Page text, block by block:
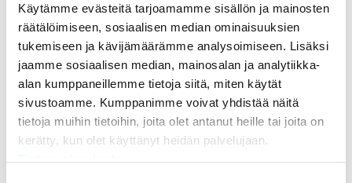
Käytämme evästeitä tarjoamamme sisällön ja mainosten
räätälöimiseen, sosiaalisen median ominaisuuksien
tukemiseen ja kävijämäärämme analysoimiseen. Lisäksi
jaamme sosiaalisen median, mainosalan ja analytiikka-
alan kumppaneillemme tietoja siitä, miten käytät
sivustoamme. Kumppanimme voivat yhdistää näitä
tietoja muihin tietoihin, joita olet antanut heille tai joita on
kerätty, kun olet käyttänyt heidän palvelujaan.
Oheiset hinta- ja määrärajoitustiedot koskevat
jäteasemille tuotaviakotitalouksien
pienkuormia . (Alv 25,5 %.)
Kotitalouksien suurkuormien sekä yritysten
pien- ja suurkuormien hinta- ja
määrärajoitustiedot löytyvät erillisiltä